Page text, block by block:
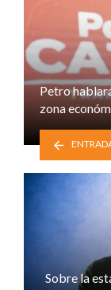
Petro
zona
Sobre la